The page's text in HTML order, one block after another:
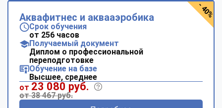
Аквафитнес и аквааэробика
Срок обучения
от 256 часов
Получаемый документ
Диплом о профессиональной
переподготовке
Обучение на базе
Высшее, среднее
от 23 080 руб.
от 38 467 руб.
- 40%